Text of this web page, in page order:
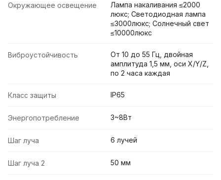
Окружающее освещение
Лампа накаливания ≤2000
люкс; Светодиодная лампа
≤3000люкс; Солнечный свет
≤10000люкс
Виброустойчивость
От 10 до 55 Гц, двойная
амплитуда 1,5 мм, оси X/Y/Z,
по 2 часа каждая
Класс защиты IP65
Энергопотребление 3~8Вт
Шаг луча 6 лучей
Шаг луча 2 50 мм